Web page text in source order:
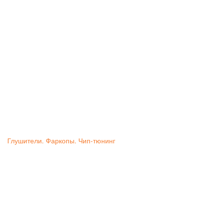
Глушители. Фаркопы. Чип-тюнинг